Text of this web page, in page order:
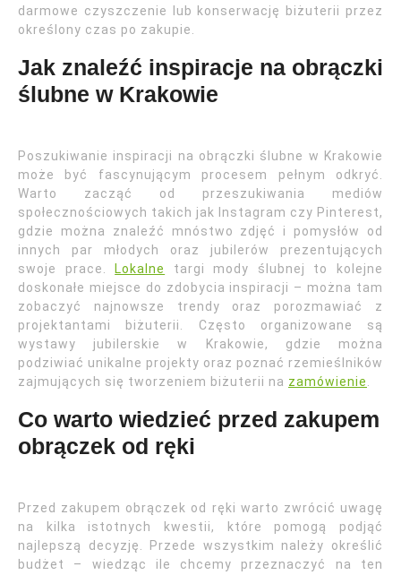
darmowe czyszczenie lub konserwację biżuterii przez
określony czas po zakupie.
Jak znaleźć inspiracje na obrączki
ślubne w Krakowie
Poszukiwanie inspiracji na obrączki ślubne w Krakowie
może być fascynującym procesem pełnym odkryć.
Warto zacząć od przeszukiwania mediów
społecznościowych takich jak Instagram czy Pinterest,
gdzie można znaleźć mnóstwo zdjęć i pomysłów od
innych par młodych oraz jubilerów prezentujących
swoje prace.
Lokalne
targi mody ślubnej to kolejne
doskonałe miejsce do zdobycia inspiracji – można tam
zobaczyć najnowsze trendy oraz porozmawiać z
projektantami biżuterii. Często organizowane są
wystawy jubilerskie w Krakowie, gdzie można
podziwiać unikalne projekty oraz poznać rzemieślników
zajmujących się tworzeniem biżuterii na zamówienie
Co warto wiedzieć przed zakupem
obrączek od ręki
Przed zakupem obrączek od ręki warto zwrócić uwagę
na kilka istotnych kwestii, które pomogą podjąć
najlepszą decyzję. Przede wszystkim należy określić
budżet – wiedząc ile chcemy przeznaczyć na ten